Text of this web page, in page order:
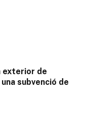
exterior de
subvenció de